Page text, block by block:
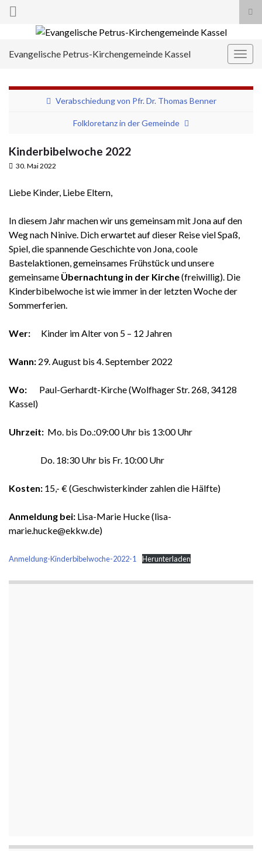
Search for:
Evangelische Petrus-Kirchengemeinde Kassel
Verabschiedung von Pfr. Dr. Thomas Benner
Folkloretanz in der Gemeinde
Kinderbibelwoche 2022
30. Mai 2022
Liebe Kinder, Liebe Eltern,
In diesem Jahr machen wir uns gemeinsam mit Jona auf den
Weg nach Ninive. Dich erwartet auf dieser Reise viel Spaß,
Spiel, die spannende Geschichte von Jona, coole
Bastelaktionen, gemeinsames Frühstück und unsere
gemeinsame Übernachtung in der Kirche(freiwillig). Die
Kinderbibelwoche ist wie immer in der letzten Woche der
Sommerferien.
Wer: Kinder im Alter von 5 – 12 Jahren
Wann: 29. August bis 4. September 2022
Wo: Paul-Gerhardt-Kirche (Wolfhager Str. 268, 34128
Kassel)
Uhrzeit: Mo. bis Do.:09:00 Uhr bis 13:00 Uhr
Do. 18:30 Uhr bis Fr. 10:00 Uhr
Kosten: 15,- € (Geschwisterkinder zahlen die Hälfte)
Anmeldung bei: Lisa-Marie Hucke (lisa-
marie.hucke@ekkw.de)
Anmeldung-Kinderbibelwoche-2022-1 Herunterladen